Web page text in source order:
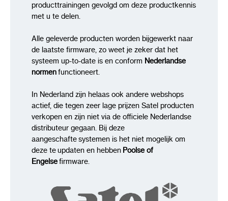
producttrainingen gevolgd om deze productkennis
met u te delen.
Alle geleverde producten worden bijgewerkt naar
de laatste firmware, zo weet je zeker dat het
systeem up-to-date is en conform Nederlandse
normenfunctioneert.
In Nederland zijn helaas ook andere webshops
actief, die tegen zeer lage prijzen Satel producten
verkopen en zijn niet via de officiele Nederlandse
distributeur gegaan. Bij deze
aangeschafte systemen is het niet mogelijk om
deze te updaten en hebben Poolse of
Engelsefirmware.